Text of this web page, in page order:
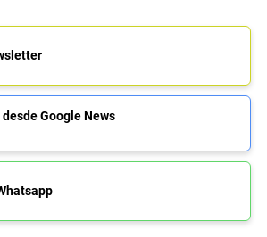
Google News